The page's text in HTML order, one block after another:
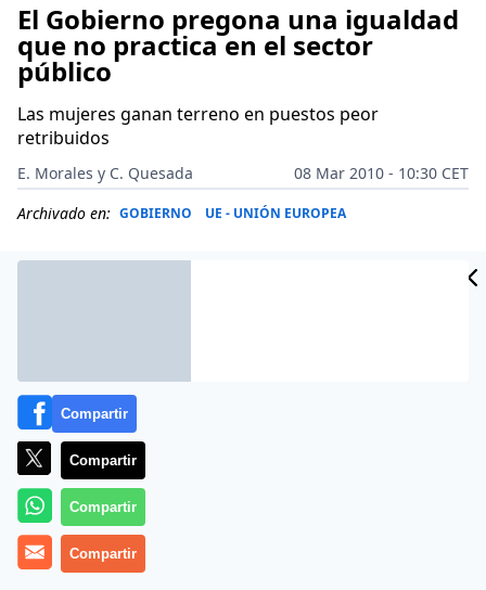
El Gobierno pregona una igualdad
que no practica en el sector
público
Las mujeres ganan terreno en puestos peor
retribuidos
E. Morales y C. Quesada
08 Mar 2010 - 10:30 CET
Archivado en: GOBIERNO UE - UNIÓN EUROPEA
Más información
Compartir
Compartir
Compartir
Compartir